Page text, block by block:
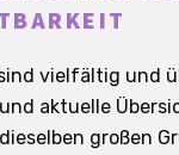
vielfältig und
aktuelle
großen